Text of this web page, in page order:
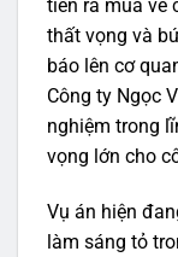
tiền ra mua vé
thất vọng và
báo lên cơ
Công ty Ngọc
nghiệm trong
vọng lớn cho
Vụ án hiện
làm sáng tỏ